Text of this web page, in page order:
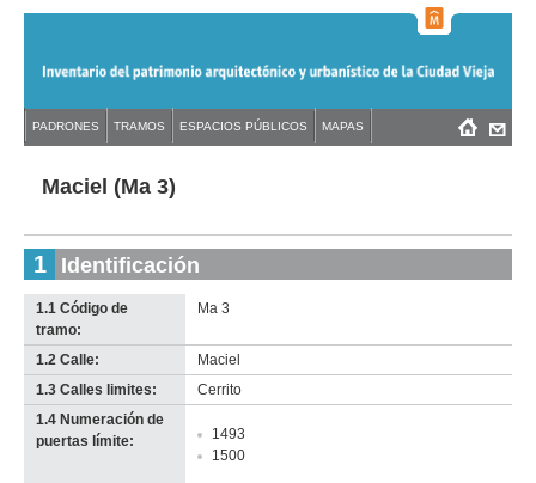
navigation
Back
topMaciel (Ma 3)
1 Identificación
1.1 Código de
tramo:
Ma 3
1.2 Calle:
Maciel
1.3 Calles limites:
Cerrito
1.4 Numeración de
puertas límite:
1493
1500
Back
to Menú
PADRONES TRAMOS ESPACIOS PÚBLICOS MAPAS